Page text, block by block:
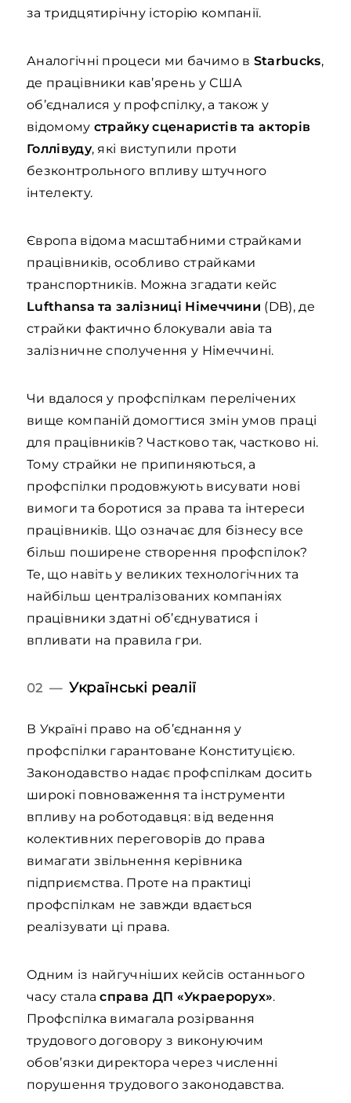
за тридцятирічну історію компанії.
Аналогічні процеси ми бачимо в Starbucks,
де працівники кав’ярень у США
об’єдналися у профспілку, а також у
відомому страйку сценаристів та акторів
Голлівуду, які виступили проти
безконтрольного впливу штучного
інтелекту.
Європа відома масштабними страйками
працівників, особливо страйками
транспортників. Можна згадати кейс
Lufthansa та залізниці Німеччини (DB), де
страйки фактично блокували авіа та
залізничне сполучення у Німеччині.
Чи вдалося у профспілкам перелічених
вище компаній домогтися змін умов праці
для працівників? Частково так, частково ні.
Тому страйки не припиняються, а
профспілки продовжують висувати нові
вимоги та боротися за права та інтереси
працівників. Що означає для бізнесу все
більш поширене створення профспілок?
Те, що навіть у великих технологічних та
найбільш централізованих компаніях
працівники здатні об’єднуватися і
впливати на правила гри.
02 —Українські реалії
В Україні право на об’єднання у
профспілки гарантоване Конституцією.
Законодавство надає профспілкам досить
широкі повноваження та інструменти
впливу на роботодавця: від ведення
колективних переговорів до права
вимагати звільнення керівника
підприємства. Проте на практиці
профспілкам не завжди вдається
реалізувати ці права.
Одним із найгучніших кейсів останнього
часу сталасправа ДП «Украерорух».
Профспілка вимагала розірвання
трудового договору з виконуючим
обов’язки директора через численні
порушення трудового законодавства.